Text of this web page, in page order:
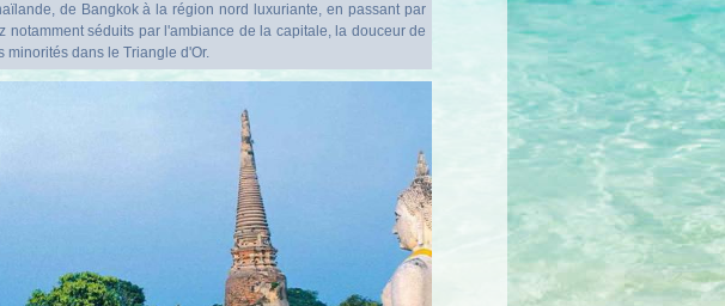
de Bangkok à la région nord luxuriante, en passant par
notamment séduits par l'ambiance de la capitale, la douceur de
minorités dans le Triangle d'Or.